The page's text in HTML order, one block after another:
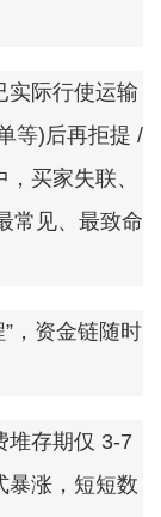
际行使运输
等)后再拒提 /
买家失联、
常见、最致命
，资金链随时
存期仅 3-7
暴涨，短短数